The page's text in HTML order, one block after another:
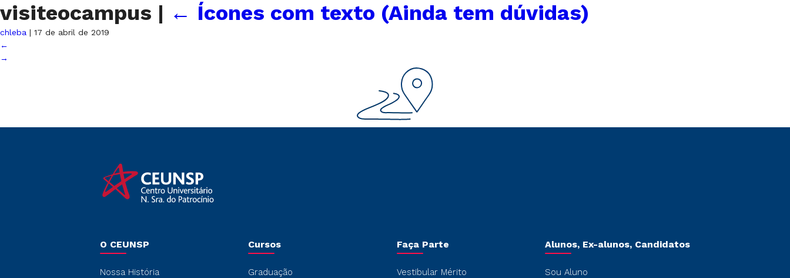
visiteocampus | ← Ícones com texto (Ainda tem dúvidas)
chleba | 17 de abril de 2019
←
→
O CEUNSP
Nossa História
Cursos
Graduação
Faça Parte
Vestibular Mérito
Alunos, Ex-alunos, Candidatos
Sou Aluno